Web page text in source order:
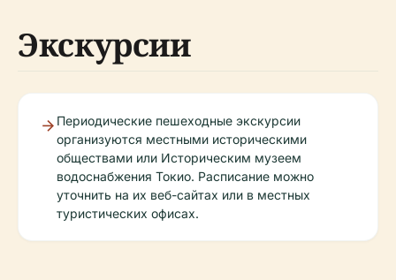
Экскурсии
Периодические пешеходные экскурсии
организуются местными историческими
обществами или Историческим музеем
водоснабжения Токио. Расписание можно
уточнить на их веб-сайтах или в местных
туристических офисах.